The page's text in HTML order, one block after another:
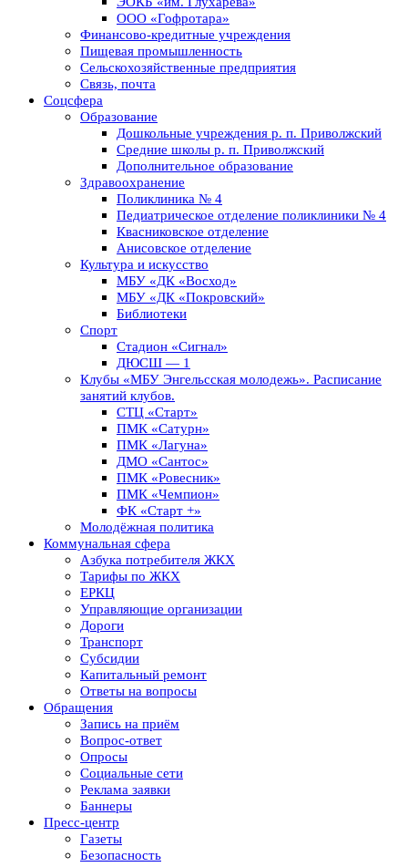
ООО «Гофротара»
Финансово-кредитные учреждения
Пищевая промышленность
Сельскохозяйственные предприятия
Связь, почта
Соцсфера
Образование
Дошкольные учреждения р. п. Приволжский
Средние школы р. п. Приволжский
Дополнительное образование
Здравоохранение
Поликлиника № 4
Педиатрическое отделение поликлиники № 4
Квасниковское отделение
Анисовское отделение
Культура и искусство
МБУ «ДК «Восход»
МБУ «ДК «Покровский»
Библиотеки
Спорт
Стадион «Сигнал»
ДЮСШ — 1
Клубы «МБУ Энгельсская молодежь». Расписание
занятий клубов.
СТЦ «Старт»
ПМК «Сатурн»
ПМК «Лагуна»
ДМО «Сантос»
ПМК «Ровесник»
ПМК «Чемпион»
ФК «Старт +»
Молодёжная политика
Коммунальная сфера
Азбука потребителя ЖКХ
Тарифы по ЖКХ
ЕРКЦ
Управляющие организации
Дороги
Транспорт
Субсидии
Капитальный ремонт
Ответы на вопросы
Обращения
Запись на приём
Вопрос-ответ
Опросы
Социальные сети
Реклама заявки
Баннеры
Пресс-центр
Газеты
Безопасность